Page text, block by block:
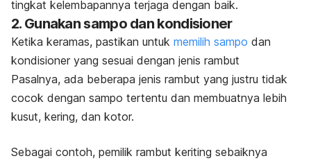
tingkat kelembapannya terjaga dengan baik.
2. Gunakan sampo dan kondisioner
Ketika keramas, pastikan untuk memilih sampo dan
kondisioner yang sesuai dengan jenis rambut
Pasalnya, ada beberapa jenis rambut yang justru tidak
cocok dengan sampo tertentu dan membuatnya lebih
kusut, kering, dan kotor.
Sebagai contoh, pemilik rambut keriting sebaiknya